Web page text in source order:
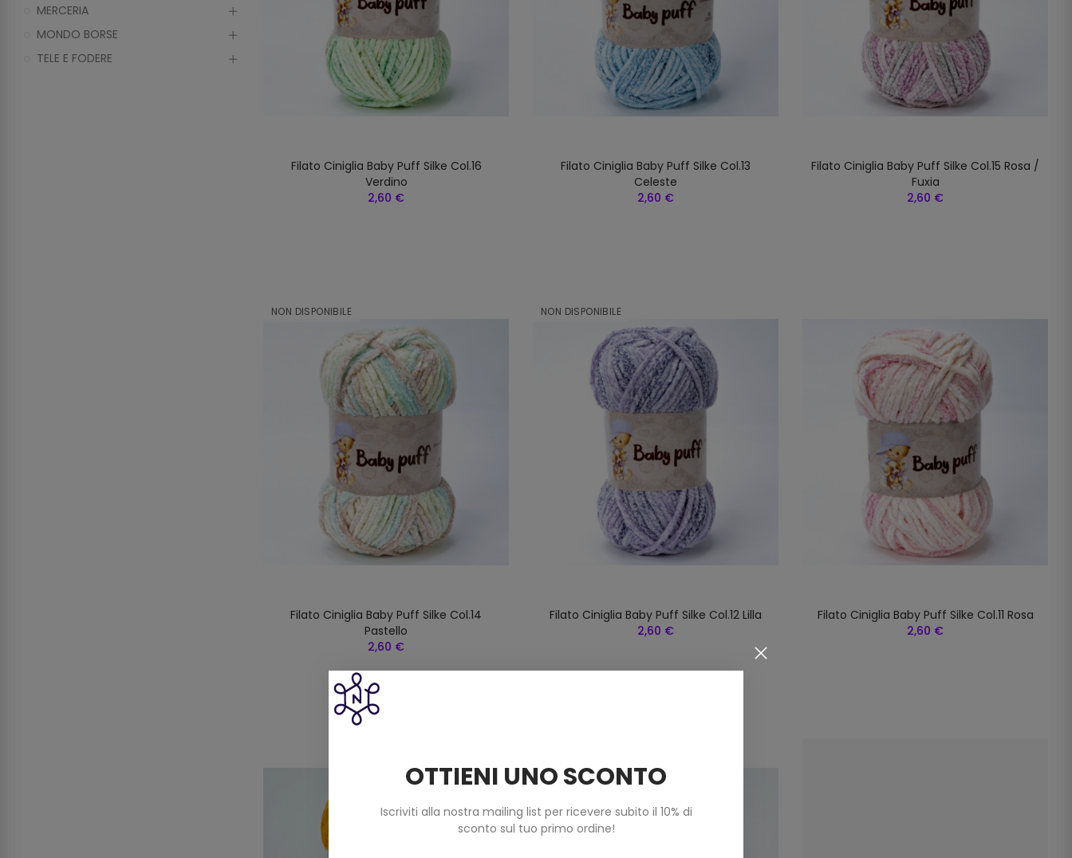
Filato Ciniglia Baby Puff Silke Col.16
Verdino
2,60 €
Filato Ciniglia Baby Puff Silke Col.13
Celeste
2,60 €
Filato Ciniglia Baby Puff Silke Col.15 Rosa /
Fuxia
2,60 €
NON DISPONIBILE
Filato Ciniglia Baby Puff Silke Col.14
Pastello
2,60 €
NON DISPONIBILE
Filato Ciniglia Baby Puff Silke Col.12 Lilla
2,60 €
Filato Ciniglia Baby Puff Silke Col.11 Rosa
2,60 €
MERCERIA
MONDO BORSE
TELE E FODERE
OTTIENI UNO SCONTO
Iscriviti alla nostra mailing list per ricevere subito il 10% di
sconto sul tuo primo ordine!